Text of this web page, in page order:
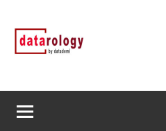
geçDATArology
by
rology